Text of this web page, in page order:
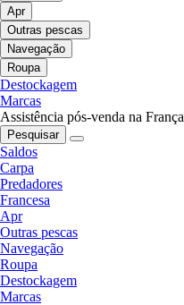
Apr
Outras pescas
Navegação
Roupa
Destockagem
Marcas
Assistência pós-venda na França
Pesquisar
Saldos
Carpa
Predadores
Francesa
Apr
Outras pescas
Navegação
Roupa
Destockagem
Marcas